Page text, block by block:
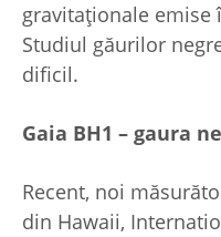
gravitaționale emise
Studiul găurilor
dificil.
Gaia BH1 – gaura
Recent, noi
din Hawaii,